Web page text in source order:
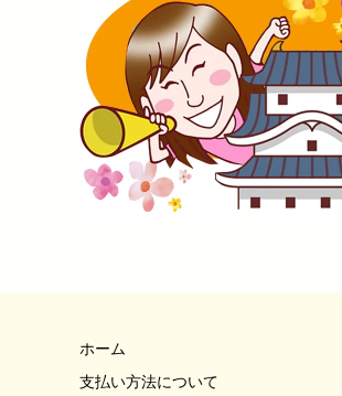
ホーム
支払い方法について